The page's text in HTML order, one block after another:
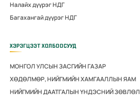
Налайх дүүрэг НДГ
Багахангай дүүрэг НДГ
ХЭРЭГЦЭЭТ ХОЛБООСУУД
МОНГОЛ УЛСЫН ЗАСГИЙН ГАЗАР
ХӨДӨЛМӨР, НИЙГМИЙН ХАМГААЛЛЫН ЯАМ
НИЙГМИЙН ДААТГАЛЫН ҮНДЭСНИЙ ЗӨВЛӨЛ